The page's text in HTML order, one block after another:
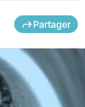
Partager